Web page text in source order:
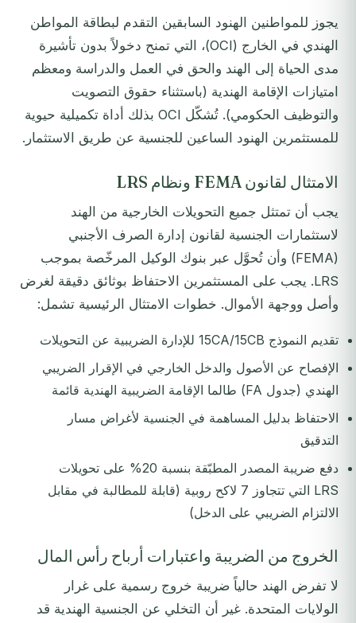
يجوز للمواطنين الهنود السابقين التقدم لبطاقة المواطن
الهندي في الخارج (OCI)، التي تمنح دخولاً بدون تأشيرة
مدى الحياة إلى الهند والحق في العمل والدراسة ومعظم
امتيازات الإقامة الهندية (باستثناء حقوق التصويت
والتوظيف الحكومي). تُشكّل OCI بذلك أداة تكميلية حيوية
للمستثمرين الهنود الساعين للجنسية عن طريق الاستثمار.
الامتثال لقانون FEMA ونظام LRS
يجب أن تمتثل جميع التحويلات الخارجية من الهند
لاستثمارات الجنسية لقانون إدارة الصرف الأجنبي
(FEMA) وأن تُحوَّل عبر بنوك الوكيل المرخّصة بموجب
LRS. يجب على المستثمرين الاحتفاظ بوثائق دقيقة لغرض
وأصل ووجهة الأموال. خطوات الامتثال الرئيسية تشمل:
تقديم النموذج 15CA/15CB للإدارة الضريبية عن التحويلات
الإفصاح عن الأصول والدخل الخارجي في الإقرار الضريبي
الهندي (جدول FA) طالما الإقامة الضريبية الهندية قائمة
الاحتفاظ بدليل المساهمة في الجنسية لأغراض مسار
التدقيق
دفع ضريبة المصدر المطبّقة بنسبة 20% على تحويلات
LRS التي تتجاوز 7 لاكح روبية (قابلة للمطالبة في مقابل
الالتزام الضريبي على الدخل)
الخروج من الضريبة واعتبارات أرباح رأس المال
لا تفرض الهند حالياً ضريبة خروج رسمية على غرار
الولايات المتحدة. غير أن التخلي عن الجنسية الهندية قد